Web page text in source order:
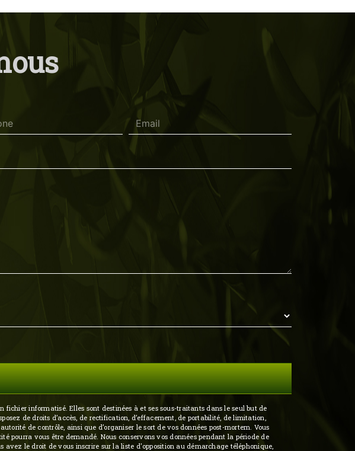
informatisé. Elles sont destinées à et ses sous-traitants dans le seul but de
de droits d’accès, de rectification, d’effacement, de portabilité, de limitation,
de contrôle, ainsi que d’organiser le sort de vos données post-mortem. Vous
pourra vous être demandé. Nous conservons vos données pendant la période de
le droit de vous inscrire sur la liste d'opposition au démarchage téléphonique,